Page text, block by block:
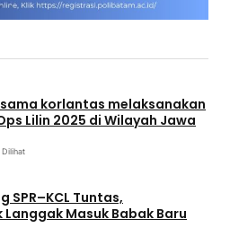
korlantas melaksanakan
Lilin 2025 di Wilayah Jawa
SPR–KCL Tuntas,
Masuk Babak Baru